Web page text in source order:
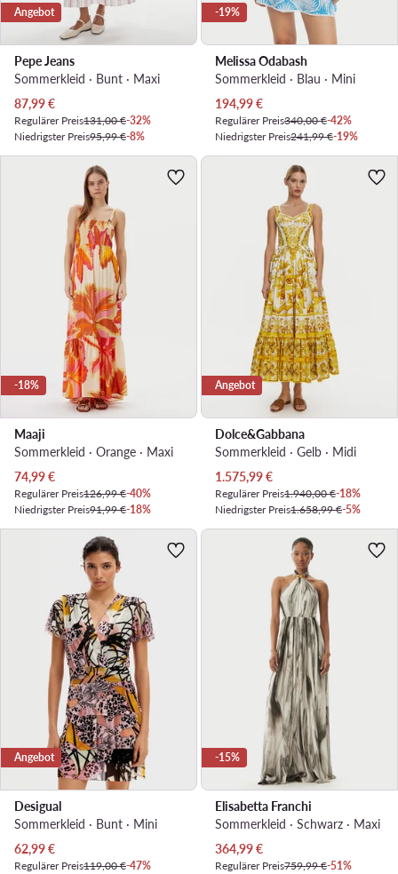
Angebot
Pepe Jeans
Sommerkleid · Bunt · Maxi
Aktueller Preis
87,99€
Regulärer Preis131,00 €-32%
Niedrigster Preis95,99 €-8%
-19%
Melissa Odabash
Sommerkleid · Blau · Mini
Aktueller Preis
194,99€
Regulärer Preis340,00 €-42%
Niedrigster Preis241,99 €-19%
-18%
Maaji
Sommerkleid · Orange · Maxi
Aktueller Preis
74,99€
Regulärer Preis126,99 €-40%
Niedrigster Preis91,99 €-18%
Angebot
Dolce&Gabbana
Sommerkleid · Gelb · Midi
Aktueller Preis
1.575,99€
Regulärer Preis1.940,00 €-18%
Niedrigster Preis1.658,99 €-5%
Angebot
Desigual
Sommerkleid · Bunt · Mini
Aktueller Preis
62,99€
Regulärer Preis119,00 €-47%
-15%
Elisabetta Franchi
Sommerkleid · Schwarz · Maxi
Aktueller Preis
364,99€
Regulärer Preis759,99 €-51%